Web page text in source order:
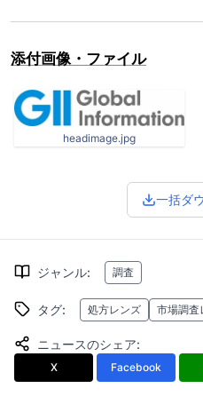
添付画像・ファイル
headimage.jpg
一括ダ
ジャンル: 調査
タグ: 処方レンズ 市場調査
ニュースのシェア:
X Facebook